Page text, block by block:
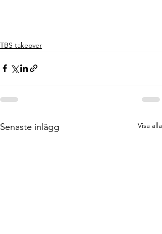
TBS takeover
Senaste inlägg Visa alla